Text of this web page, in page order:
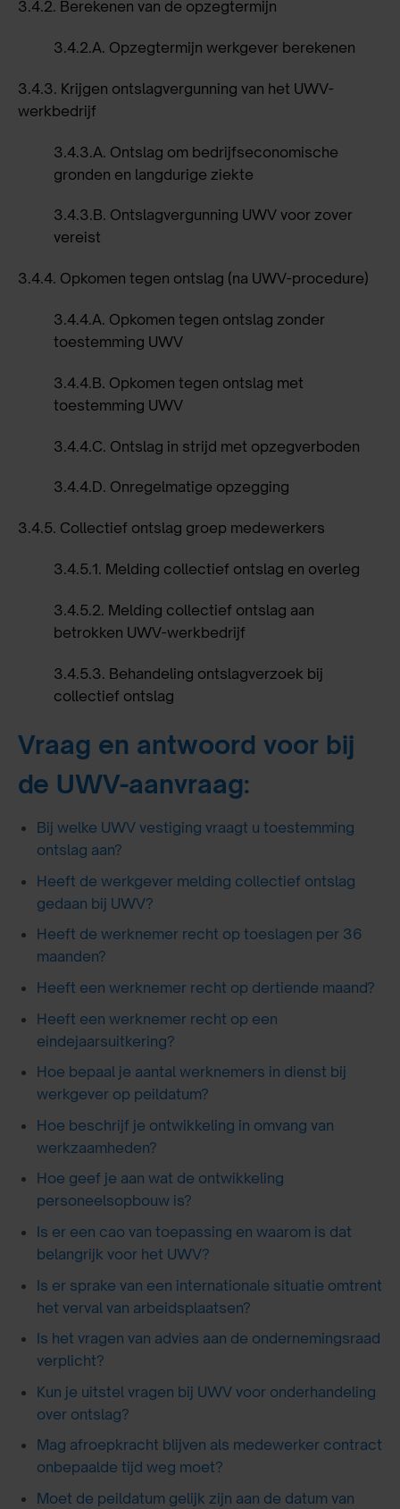
3.4.2. Berekenen van de opzegtermijn
3.4.2.A. Opzegtermijn werkgever berekenen
3.4.3. Krijgen ontslagvergunning van het UWV-
werkbedrijf
3.4.3.A. Ontslag om bedrijfseconomische
gronden en langdurige ziekte
3.4.3.B. Ontslagvergunning UWV voor zover
vereist
3.4.4. Opkomen tegen ontslag (na UWV-procedure)
3.4.4.A. Opkomen tegen ontslag zonder
toestemming UWV
3.4.4.B. Opkomen tegen ontslag met
toestemming UWV
3.4.4.C. Ontslag in strijd met opzegverboden
3.4.4.D. Onregelmatige opzegging
3.4.5. Collectief ontslag groep medewerkers
3.4.5.1. Melding collectief ontslag en overleg
3.4.5.2. Melding collectief ontslag aan
betrokken UWV-werkbedrijf
3.4.5.3. Behandeling ontslagverzoek bij
collectief ontslag
Vraag en antwoord voor bij
de UWV-aanvraag:
Bij welke UWV vestiging vraagt u toestemming
ontslag aan?
Heeft de werkgever melding collectief ontslag
gedaan bij UWV?
Heeft de werknemer recht op toeslagen per 36
maanden?
Heeft een werknemer recht op dertiende maand?
Heeft een werknemer recht op een
eindejaarsuitkering?
Hoe bepaal je aantal werknemers in dienst bij
werkgever op peildatum?
Hoe beschrijf je ontwikkeling in omvang van
werkzaamheden?
Hoe geef je aan wat de ontwikkeling
personeelsopbouw is?
Is er een cao van toepassing en waarom is dat
belangrijk voor het UWV?
Is er sprake van een internationale situatie omtrent
het verval van arbeidsplaatsen?
Is het vragen van advies aan de ondernemingsraad
verplicht?
Kun je uitstel vragen bij UWV voor onderhandeling
over ontslag?
Mag afroepkracht blijven als medewerker contract
onbepaalde tijd weg moet?
Moet de peildatum gelijk zijn aan de datum van